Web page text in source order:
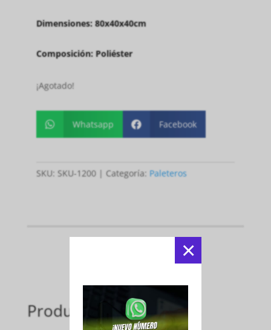
×
Dimensiones:80x40x40cm
Composición:Poliéster
¡Agotado!
 Whatsapp  Facebook
SKU: SKU-1200 Categoría: Paleteros
Productos relacionados